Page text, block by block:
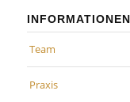
INFORMATIONEN
Team
Praxis